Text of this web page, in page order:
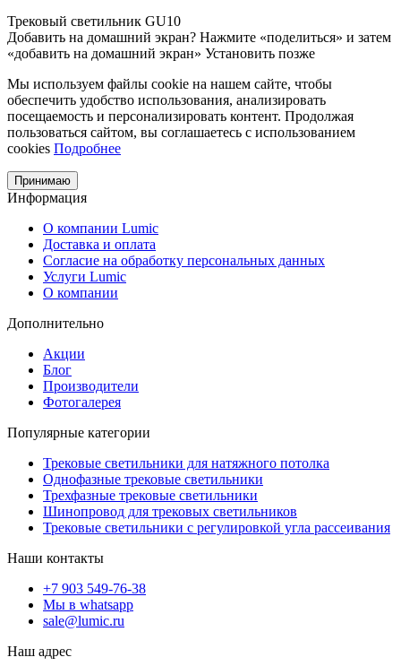
Трековый светильник GU10
Добавить на домашний экран? Нажмите «поделиться» и затем
«добавить на домашний экран» Установить позже
Мы используем файлы cookie на нашем сайте, чтобы
обеспечить удобство использования, анализировать
посещаемость и персонализировать контент. Продолжая
пользоваться сайтом, вы соглашаетесь с использованием
cookies Подробнее
Принимаю
Информация
О компании Lumic
Доставка и оплата
Согласие на обработку персональных данных
Услуги Lumic
О компании
Дополнительно
Акции
Блог
Производители
Фотогалерея
Популярные категории
Трековые светильники для натяжного потолка
Однофазные трековые светильники
Трехфазные трековые светильники
Шинопровод для трековых светильников
Трековые светильники с регулировкой угла рассеивания
Наши контакты
+7 903 549-76-38
Мы в whatsapp
sale@lumic.ru
Наш адрес